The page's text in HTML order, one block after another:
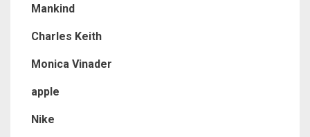
Mankind
Charles Keith
Monica Vinader
apple
Nike